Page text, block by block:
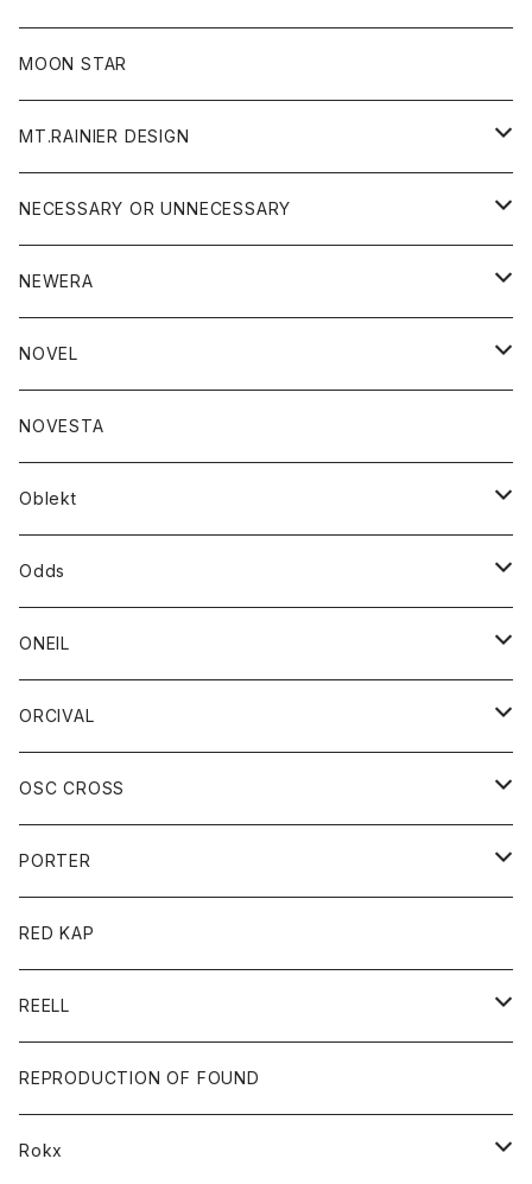
フリース
ジャケット
ニット
パンツ
帽子
MOON STAR
MT.RAINIER DESIGN
アウター
コート
ジャケット
アクセサリー
バッグ
グッズ
ウォレット
靴
トップス
ジャケット
シャツ
ボトム
ショートパンツ
パンツ
レディース
シャツ
Tシャツ
NECESSARY OR UNNECESSARY
アウター
コート
ジャケット
アクセサリー
バッグ
ブレスレット
グッズ
靴
ストール/マフラー
トップス
シャツ
シャツジャケット
ロングスリーブＴシャツ
ボトム
ショートパンツ
ジーンズ
NEWERA
帽子
NOVEL
トップス
カットソー
スエット
ボトム
NOVESTA
Oblekt
ボトム
ショートパンツ
パンツ
レディース
ボトム
Odds
帽子
ONEIL
スカート
ORCIVAL
アウター
コート
ジャケット
アクセサリー
バッグ
キッズ
Tシャツ
帽子
グッズ
靴
バック
トップス
カットソー
ボトムス
OSC CROSS
ダウンジャケット
PORTER
カードホルダー
キーホルダー
財布
バック
RED KAP
REELL
パンツ
ショートパンツ
REPRODUCTION OF FOUND
Rokx